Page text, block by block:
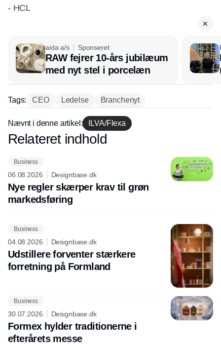
- HCL
aida a/s Sponseret
RAW fejrer 10-års jubilæum
med nyt stel i porcelæn
Tags: CEO Ledelse Branchenyt
Nævnt i denne artikel: ILVA/Flexa
Annonce
Relateret indhold
Business
06.08.2026 Designbase.dk
Nye regler skærper krav til grøn
markedsføring
Business
04.08.2026 Designbase.dk
Udstillere forventer stærkere
forretning på Formland
Business
30.07.2026 Designbase.dk
Formex hylder traditionerne i
efterårets messe